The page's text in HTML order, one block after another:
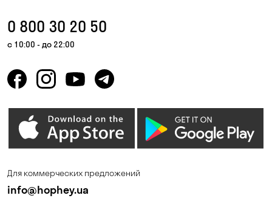
0 800 30 20 50
с 10:00 - до 22:00
Для коммерческих предложений
info@hophey.ua